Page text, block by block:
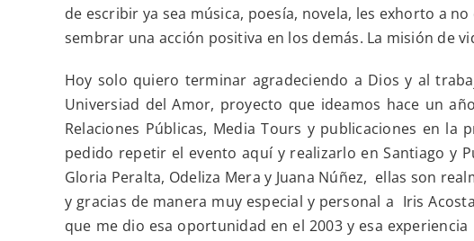
de escribir ya sea música, poesía, novela, les exhorto a
sembrar una acción positiva en los demás. La misión de
Hoy solo quiero terminar agradeciendo a Dios y al
Universiad del Amor, proyecto que ideamos hace un
Relaciones Públicas, Media Tours y publicaciones en
pedido repetir el evento aquí y realizarlo en Santiago y
Gloria Peralta, Odeliza Mera y Juana Núñez, ellas son
y gracias de manera muy especial y personal a Iris
que me dio esa oportunidad en el 2003 y esa